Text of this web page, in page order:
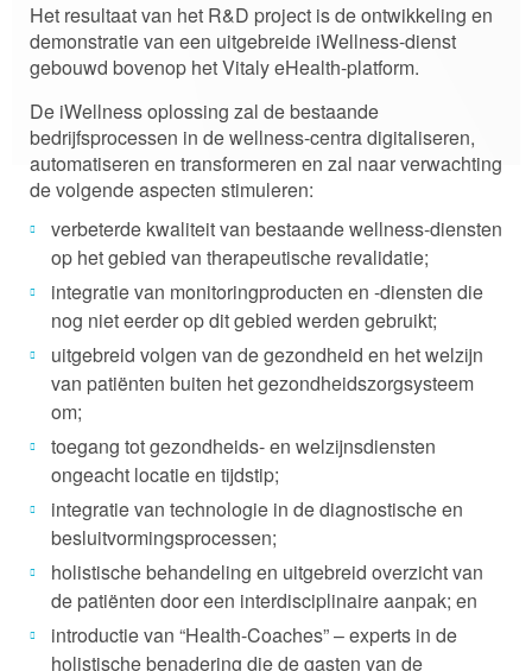
Het resultaat van het R&D project is de ontwikkeling en
demonstratie van een uitgebreide iWellness-dienst
gebouwd bovenop het Vitaly eHealth-platform.
De iWellness oplossing zal de bestaande
bedrijfsprocessen in de wellness-centra digitaliseren,
automatiseren en transformeren en zal naar verwachting
de volgende aspecten stimuleren:
verbeterde kwaliteit van bestaande wellness-diensten
op het gebied van therapeutische revalidatie;
integratie van monitoringproducten en -diensten die
nog niet eerder op dit gebied werden gebruikt;
uitgebreid volgen van de gezondheid en het welzijn
van patiënten buiten het gezondheidszorgsysteem
om;
toegang tot gezondheids- en welzijnsdiensten
ongeacht locatie en tijdstip;
integratie van technologie in de diagnostische en
besluitvormingsprocessen;
holistische behandeling en uitgebreid overzicht van
de patiënten door een interdisciplinaire aanpak; en
introductie van “Health-Coaches” – experts in de
holistische benadering die de gasten van de